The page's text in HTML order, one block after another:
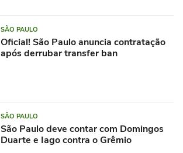
SÃO PAULO
Oficial! São Paulo anuncia contratação
após derrubar transfer ban
SÃO PAULO
São Paulo deve contar com Domingos
Duarte e Iago contra o Grêmio